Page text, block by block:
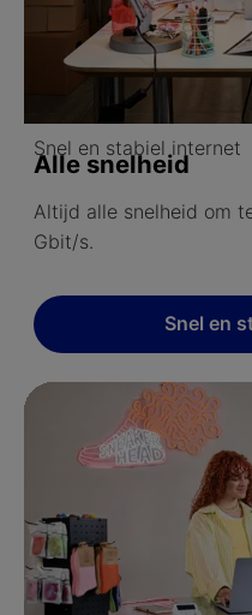
Snel en stabiel internet
Alle snelheid
Altijd alle snelheid om
Gbit/s.
Snel en